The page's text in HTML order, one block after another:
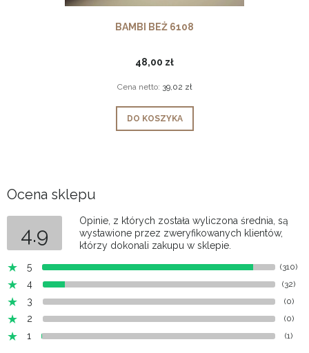
BAMBI BEŻ 6108
48,00 zł
Cena netto: 39,02 zł
DO KOSZYKA
Ocena sklepu
4.9
Opinie, z których została wyliczona średnia, są
wystawione przez zweryfikowanych klientów,
którzy dokonali zakupu w sklepie.
5
(310)
4 (32)
3 (0)
2 (0)
1 (1)